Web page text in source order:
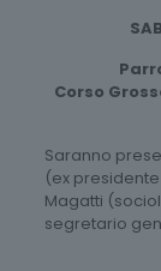
Corso
Saranno
(ex
Magatti
segretario